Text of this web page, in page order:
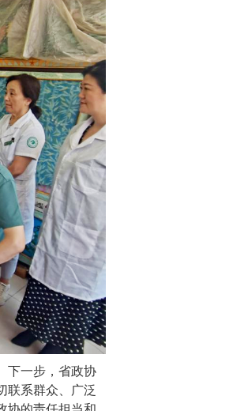
下一步，省政协
联系群众、广泛